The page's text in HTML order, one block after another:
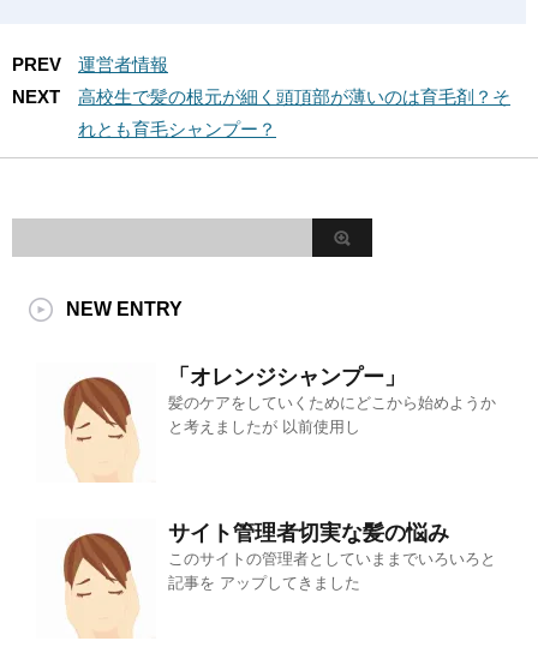
PREV
運営者情報
NEXT
高校生で髪の根元が細く頭頂部が薄いのは育毛剤？そ
れとも育毛シャンプー？
NEW ENTRY
「オレンジシャンプー」
髪のケアをしていくためにどこから始めようか
と考えましたが 以前使用し
サイト管理者切実な髪の悩み
このサイトの管理者としていままでいろいろと
記事を アップしてきました